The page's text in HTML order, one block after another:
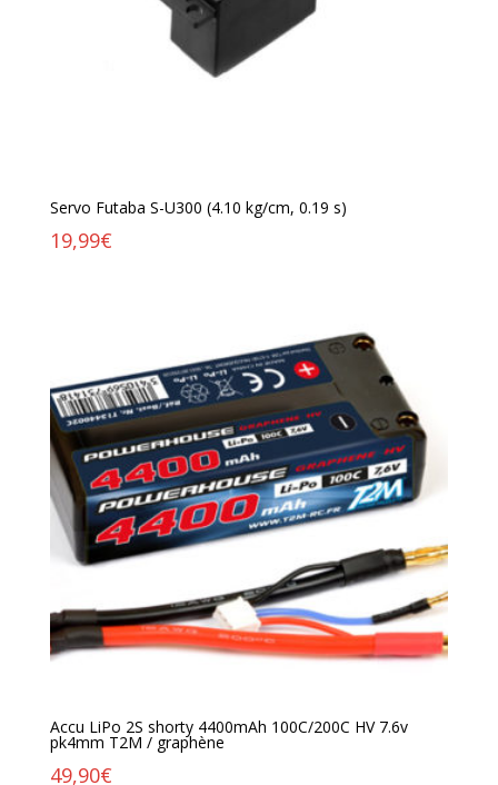
Servo Futaba S-U300 (4.10 kg/cm, 0.19 s)
19,99€
Accu LiPo 2S shorty 4400mAh 100C/200C HV 7.6v
pk4mm T2M / graphène
49,90€